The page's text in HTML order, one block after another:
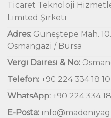
Ticaret Teknoloji
Limited Şirketi
Adres: Güneştepe Mah.
Osmangazi / Bursa
Vergi Dairesi & No:
Telefon: +90 224 334 18 10
WhatsApp: +90 224 334
E-Posta: